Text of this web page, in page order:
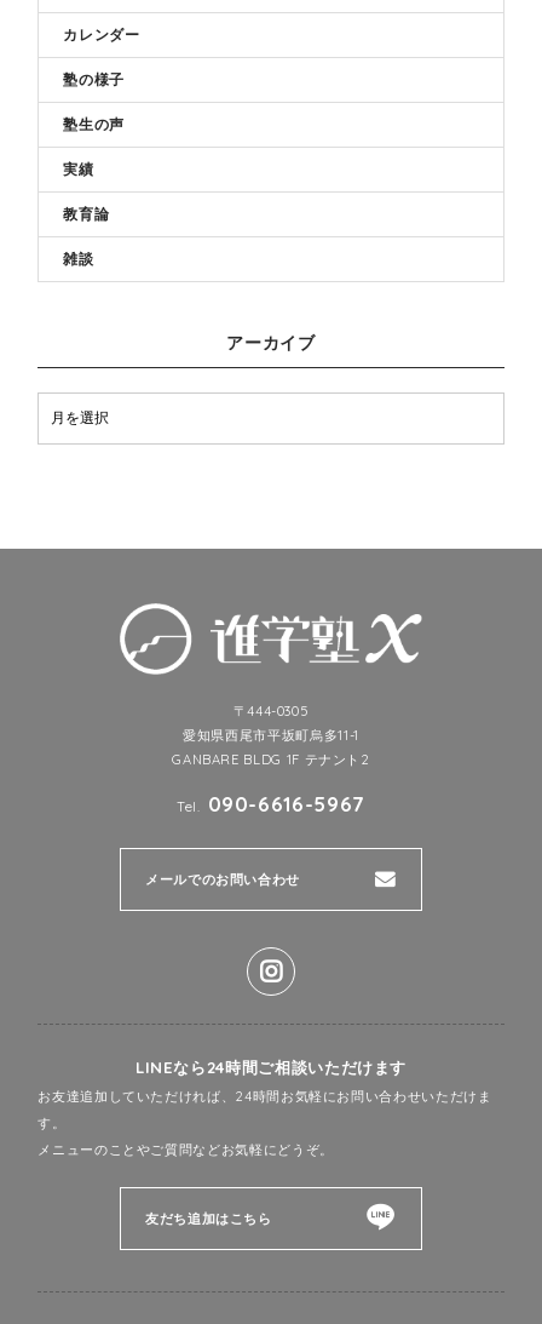
カレンダー
塾の様子
塾生の声
実績
教育論
雑談
アーカイブ
〒444-0305
愛知県西尾市平坂町烏多11-1
GANBARE BLDG 1F テナント2
Tel. 090-6616-5967
メールでのお問い合わせ
LINEなら24時間ご相談いただけます
お友達追加していただければ、24時間お気軽にお問い合わせいただけま
す。
メニューのことやご質問などお気軽にどうぞ。
友だち追加はこちら